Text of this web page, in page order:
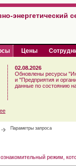
энергетический
Цены
02.08.2026
Обновлены ресурсы
и "Предприятия и
данные по состоянию
Параметры запроса
режим,